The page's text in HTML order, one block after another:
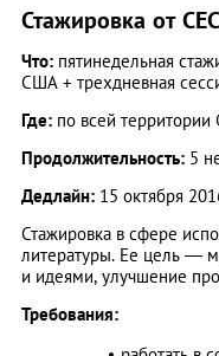
Стажировка от
Что: пятинедельная
США + трехдневная
Где: по всей
Продолжительность: 5
Дедлайн: 15 октября
Стажировка в сфере
литературы. Ее цель —
и идеями, улучшение
Требования: